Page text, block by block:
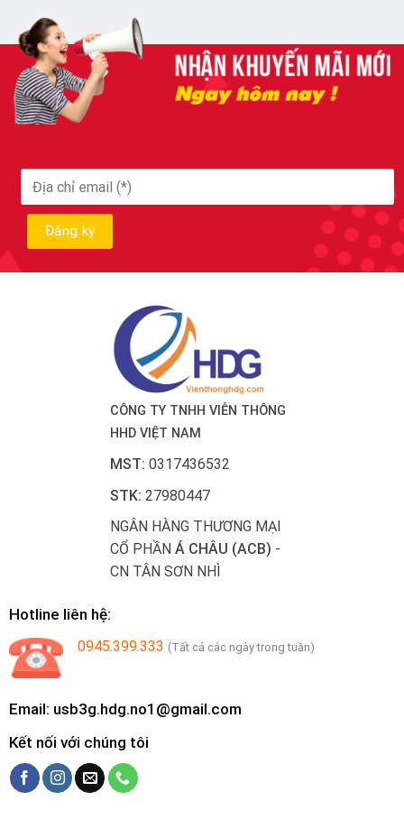
CÔNG TY TNHH VIỄN THÔNG
HHD VIỆT NAM
MST: 0317436532
STK: 27980447
NGÂN HÀNG THƯƠNG MẠI
CỔ PHẦN Á CHÂU (ACB) -
CN TÂN SƠN NHÌ
Hotline liên hệ:
0945.399.333 (Tất cả các ngày trong tuần)
Email: usb3g.hdg.no1@gmail.com
Kết nối với chúng tôi